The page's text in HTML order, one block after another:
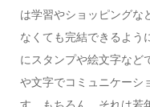
は学習やショッピングな
なくても完結できるよう
にスタンプや絵文字など
や文字でコミュニケーシ